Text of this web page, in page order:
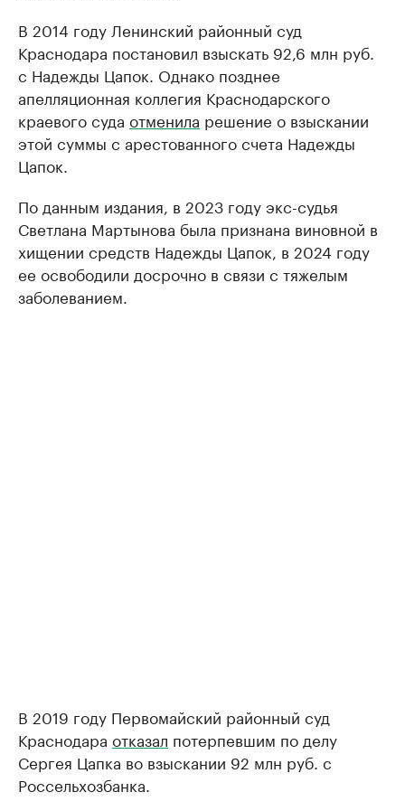
В 2014 году Ленинский районный суд
Краснодара постановил взыскать 92,6 млн руб.
с Надежды Цапок. Однако позднее
апелляционная коллегия Краснодарского
краевого суда отменила решение о взыскании
этой суммы с арестованного счета Надежды
Цапок.
По данным издания, в 2023 году экс-судья
Светлана Мартынова была признана виновной в
хищении средств Надежды Цапок, в 2024 году
ее освободили досрочно в связи с тяжелым
заболеванием.
В 2019 году Первомайский районный суд
Краснодара отказал потерпевшим по делу
Сергея Цапка во взыскании 92 млн руб. с
Россельхозбанка.